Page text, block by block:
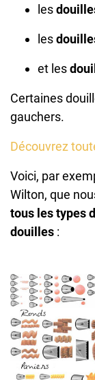
les
les
et les
Certaines
gauchers.
Découvrez
Voici, par
Wilton, que
tous les types
douilles :